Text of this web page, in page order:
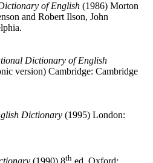
of English (1986) Morton
and Robert Ilson, John
Dictionary of English
version) Cambridge: Cambridge
Dictionary (1995) London:
th